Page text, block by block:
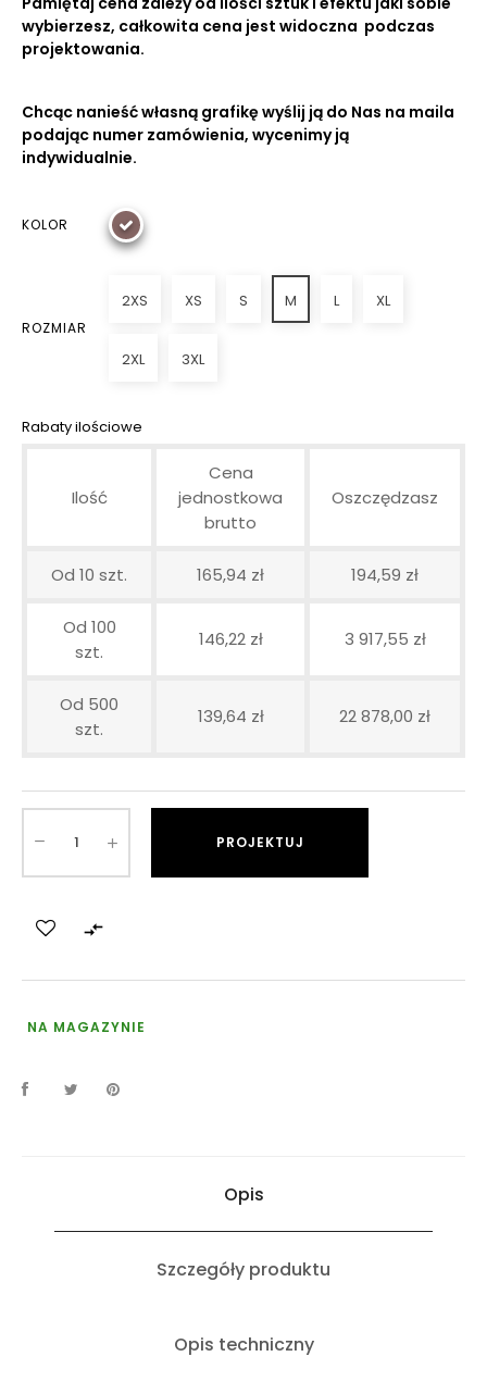
wybierzesz, całkowita cena jest widoczna podczas
projektowania.
Chcąc nanieść własną grafikę wyślij ją do Nas na maila
podając numer zamówienia, wycenimy ją
indywidualnie.
KOLOR
ROZMIAR
2XS XS S M L XL
2XL 3XL
Rabaty ilościowe
Ilość
Cena
jednostkowa
brutto
Oszczędzasz
Od 10 szt. 165,94 zł 194,59 zł
Od 100
szt.
146,22 zł 3 917,55 zł
Od 500
szt.
139,64 zł 22 878,00 zł
PROJEKTUJ

NA MAGAZYNIE
Opis
Szczegóły produktu
Opis techniczny